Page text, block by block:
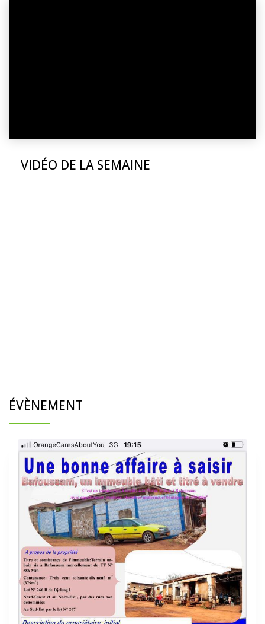
VIDÉO DE LA SEMAINE
ÉVÈNEMENT